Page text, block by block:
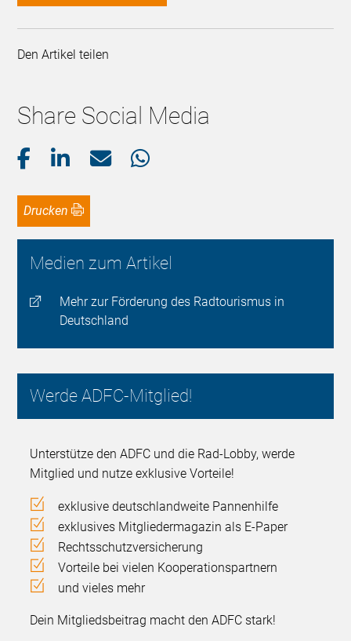
Den Artikel teilen
Share Social Media
Drucken
Medien zum Artikel
Mehr zur Förderung des Radtourismus in
Deutschland
Werde ADFC-Mitglied!
Unterstütze den ADFC und die Rad-Lobby, werde
Mitglied und nutze exklusive Vorteile!
exklusive deutschlandweite Pannenhilfe
exklusives Mitgliedermagazin als E-Paper
Rechtsschutzversicherung
Vorteile bei vielen Kooperationspartnern
und vieles mehr
Dein Mitgliedsbeitrag macht den ADFC stark!